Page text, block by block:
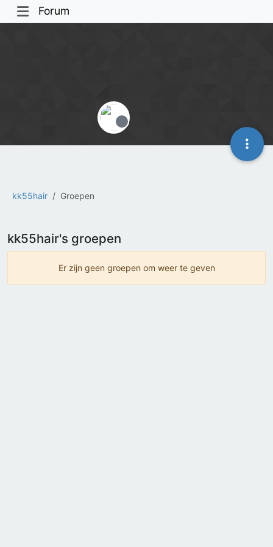
Forum
kk55hair Groepen
Offline
kk55hair's groepen
Er zijn geen groepen om weer te geven